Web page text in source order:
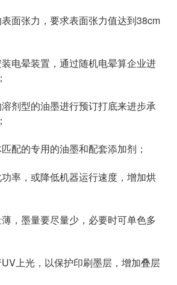
面张力，要求表面张力值达到38cm
电晕装置，通过随机电晕算企业进
剂型的油墨进行预订打底来进步承
配的专用的油墨和配套添加剂；
率，或降低机器运行速度，增加烘
，墨量要尽量少，必要时可单色多
上光，以保护印刷墨层，增加叠层